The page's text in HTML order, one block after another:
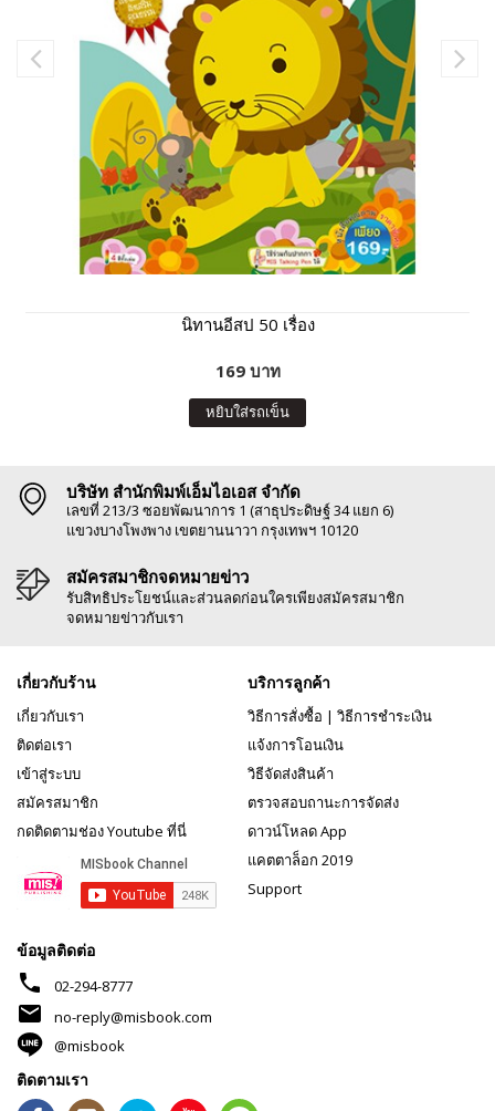
นิทานอีสป 50 เรื่อง
169 บาท
หยิบใส่รถเข็น
บริษัท สำนักพิมพ์เอ็มไอเอส จำกัด
เลขที่ 213/3 ซอยพัฒนาการ 1 (สาธุประดิษฐ์ 34 แยก 6)
แขวงบางโพงพาง เขตยานนาวา กรุงเทพฯ 10120
สมัครสมาชิกจดหมายข่าว
รับสิทธิประโยชน์และส่วนลดก่อนใครเพียงสมัครสมาชิก
จดหมายข่าวกับเรา
เกี่ยวกับร้าน
เกี่ยวกับเรา
ติดต่อเรา
เข้าสู่ระบบ
สมัครสมาชิก
กดติดตามช่อง Youtube ที่นี่
บริการลูกค้า
วิธีการสั่งซื้อ | วิธีการชำระเงิน
แจ้งการโอนเงิน
วิธีจัดส่งสินค้า
ตรวจสอบถานะการจัดส่ง
ดาวน์โหลด App
แคตตาล็อก 2019
Support
ข้อมูลติดต่อ
phone 02-294-8777
mail
no-reply@misbook.com
@misbook
ติดตามเรา